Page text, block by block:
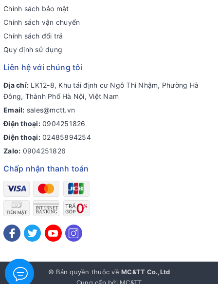
Chính sách bảo mật
Chính sách vận chuyển
Chính sách đổi trả
Quy định sử dụng
Liên hệ với chúng tôi
Địa chỉ: LK12-8, Khu tái định cư Ngô Thì Nhậm, Phường Hà
Đông, Thành Phố Hà Nội, Việt Nam
Email: sales@mctt.vn
Điện thoại: 0904251826
Điện thoại: 02485894254
Zalo: 0904251826
Chấp nhận thanh toán
© Bản quyền thuộc về MC&TT Co.,Ltd